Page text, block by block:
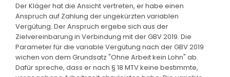
Der Kläger hat die Ansicht vertreten, er habe einen
Anspruch auf Zahlung der ungekürzten variablen
Vergütung. Der Anspruch ergebe sich aus der
Zielvereinbarung in Verbindung mit der GBV 2019. Die
Parameter für die variable Vergütung nach der GBV 2019
wichen von dem Grundsatz "Ohne Arbeit kein Lohn" ab.
Dafür spreche, dass er nach § 18 MTV keine bestimmte,